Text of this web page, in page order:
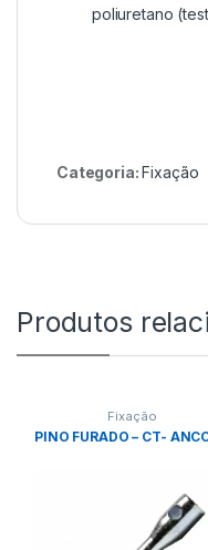
poliuretano
Categoria:Fixação
Produtos
Fixação
PINO FURADO – CT-